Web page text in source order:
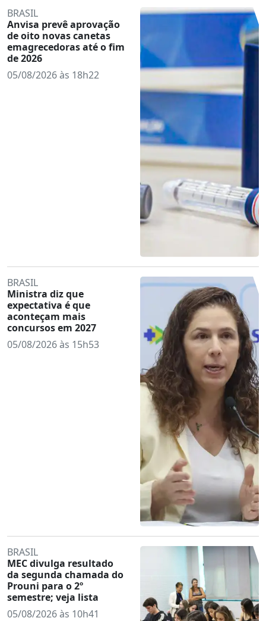
BRASIL
Anvisa prevê aprovação
de oito novas canetas
emagrecedoras até o fim
de 2026
05/08/2026 às 18h22
BRASIL
Ministra diz que
expectativa é que
aconteçam mais
concursos em 2027
05/08/2026 às 15h53
BRASIL
MEC divulga resultado
da segunda chamada do
Prouni para o 2º
semestre; veja lista
05/08/2026 às 10h41